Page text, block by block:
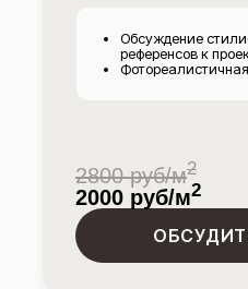
Обсуждение
референсов к
2800 руб/м2
2000 руб/м2